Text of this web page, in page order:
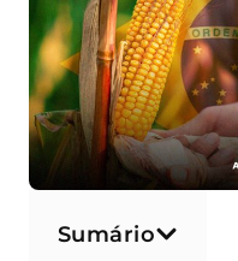
Sumário